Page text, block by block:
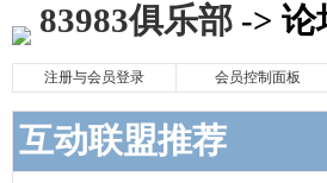
83983俱乐部 -> 论
注册与会员登录 会员控制面板
互动联盟推荐